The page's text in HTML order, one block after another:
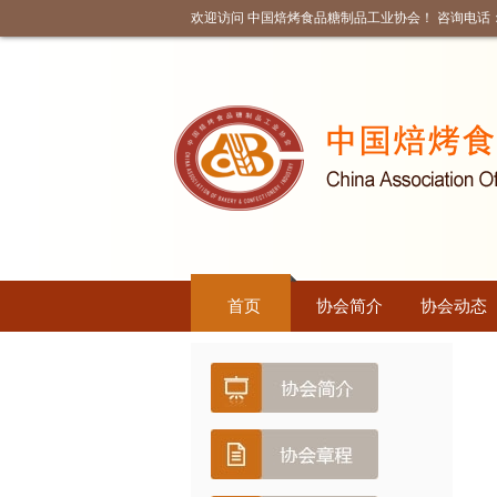
欢迎访问 中国焙烤食品糖制品工业协会！ 咨询电
首页 协会简介 协会动态